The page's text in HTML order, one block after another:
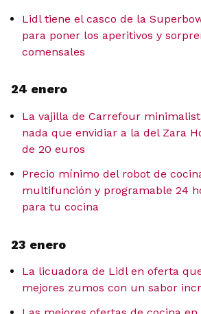
Lidl tiene el casco de la
para poner los aperitivos y
comensales
24 enero
La vajilla de Carrefour
nada que envidiar a la del Zara
de 20 euros
Precio mínimo del robot de
multifunción y programable 24
para tu cocina
23 enero
La licuadora de Lidl en oferta
mejores zumos con un sabor